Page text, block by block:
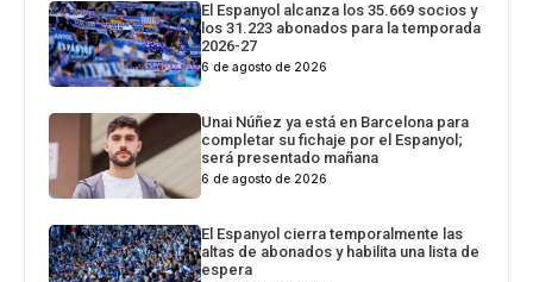
El Espanyol alcanza los 35.669 socios y
los 31.223 abonados para la temporada
2026-27
6 de agosto de 2026
Unai Núñez ya está en Barcelona para
completar su fichaje por el Espanyol;
será presentado mañana
6 de agosto de 2026
El Espanyol cierra temporalmente las
altas de abonados y habilita una lista de
espera